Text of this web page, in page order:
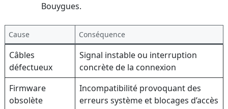
Bouygues.
Cause Conséquence
Câbles
défectueux
Signal instable ou interruption
concrète de la connexion
Firmware
obsolète
Incompatibilité provoquant des
erreurs système et blocages d’accès